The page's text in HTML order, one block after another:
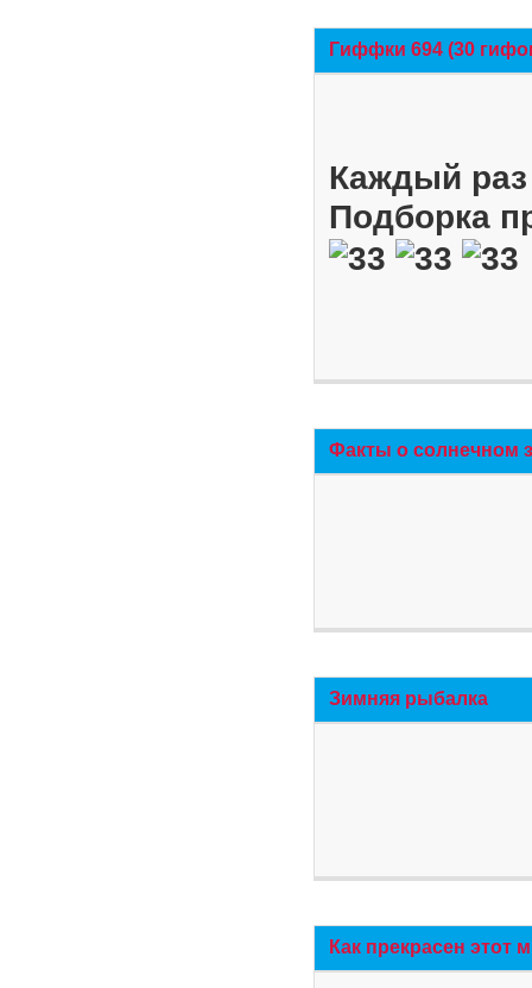
Гиффки 694 (30
Каждый
Подборка
Факты о солнечном
Зимняя рыбалка
Как прекрасен этот